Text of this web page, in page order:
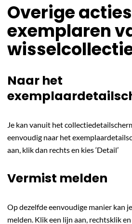
Overige
exemplaren
Naar het
Je kan vanuit het
eenvoudig naar het
aan, klik dan rechts en kies ‘Detail’
Vermist melden
Op dezelfde eenvoudige manier kan
melden. Klik een lijn aan, rechtsklik en